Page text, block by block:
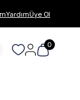
YardımÜye Ol
0